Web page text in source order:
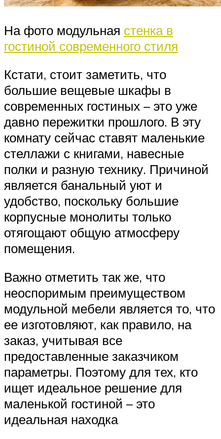
На фото модульная стенка в
гостиной современного стиля
Кстати, стоит заметить, что
большие вещевые шкафы в
современных гостиных – это уже
давно пережитки прошлого. В эту
комнату сейчас ставят маленькие
стеллажи с книгами, навесные
полки и разную технику. Причиной
является банальный уют и
удобство, поскольку большие
корпусные монолиты только
отягощают общую атмосферу
помещения.
Важно отметить так же, что
неоспоримым преимуществом
модульной мебели является то, что
ее изготовляют, как правило, на
заказ, учитывая все
предоставленные заказчиком
параметры. Поэтому для тех, кто
ищет идеальное решение для
маленькой гостиной – это
идеальная находка